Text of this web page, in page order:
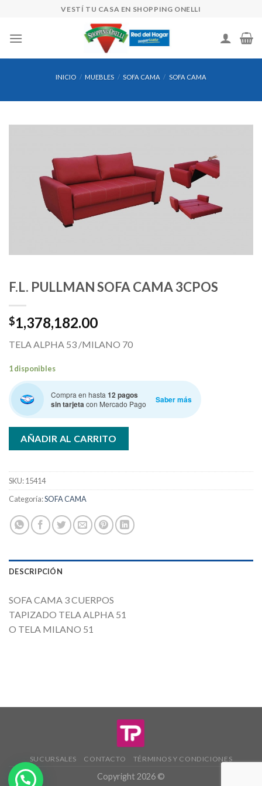
content
VESTÍ TU CASA EN SHOPPING ONELLI
INICIO / MUEBLES / SOFA CAMA / SOFA CAMA
F.L. PULLMAN SOFA CAMA 3CPOS
$1,378,182.00
TELA ALPHA 53 /MILANO 70
1 disponibles
Compra en hasta 12 pagos
sin tarjeta con Mercado Pago Saber más
AÑADIR AL CARRITO
SKU:15414
Categoría:SOFA CAMA
DESCRIPCIÓN
SOFA CAMA 3 CUERPOS
TAPIZADO TELA ALPHA 51
O TELA MILANO 51
SUCURSALES CONTACTO TÉRMINOS Y CONDICIONES
Copyright 2026 ©